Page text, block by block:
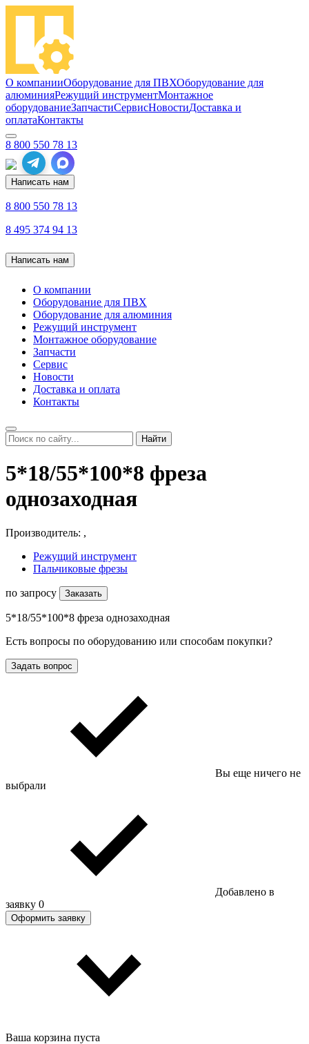
О компанииОборудование для ПВХОборудование для
алюминияРежущий инструментМонтажное
оборудованиеЗапчастиСервисНовостиДоставка и
оплатаКонтакты
8 800 550 78 13
Написать нам
8 800 550 78 13
8 495 374 94 13
Написать нам
О компании
Оборудование для ПВХ
Оборудование для алюминия
Режущий инструмент
Монтажное оборудование
Запчасти
Сервис
Новости
Доставка и оплата
Контакты
Найти
5*18/55*100*8 фреза
однозаходная
Производитель: ,
Режущий инструмент
Пальчиковые фрезы
по запросу Заказать
5*18/55*100*8 фреза однозаходная
Есть вопросы по оборудованию или способам покупки?
Задать вопрос
Вы еще ничего не
выбрали
Добавлено в
заявку 0
Оформить заявку
Ваша корзина пуста